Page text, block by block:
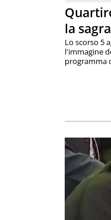
la
Lo scorso 5
l'immagine
programma